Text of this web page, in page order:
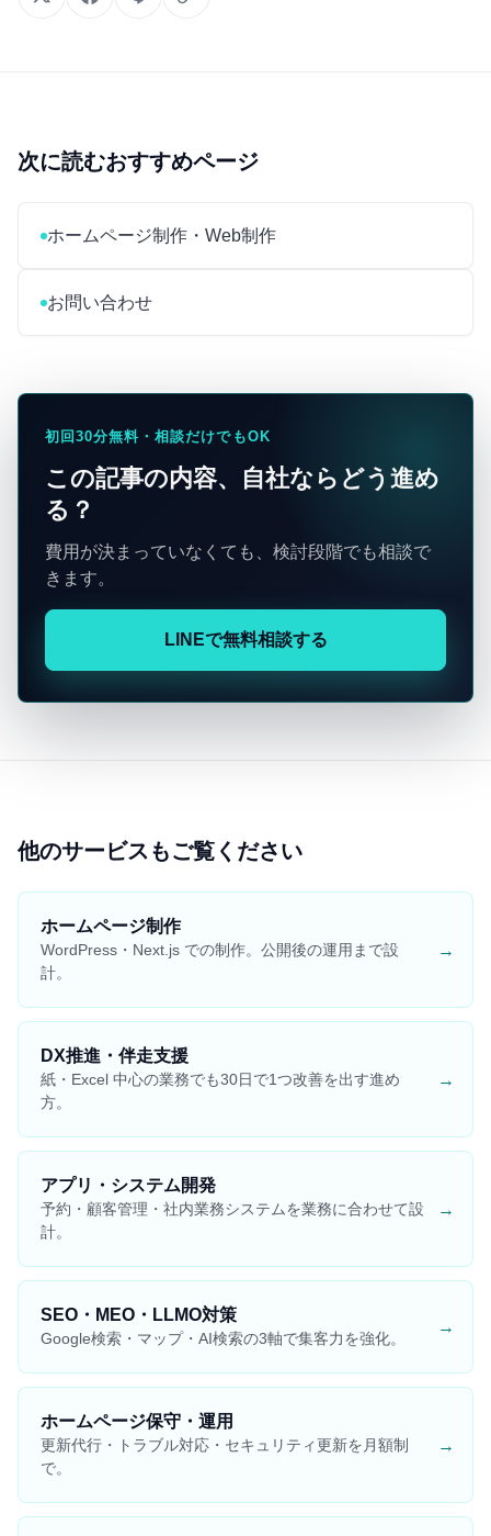
次に読むおすすめページ
ホームページ制作・Web制作
お問い合わせ
初回30分無料・相談だけでもOK
この記事の内容、自社ならどう進め
る？
費用が決まっていなくても、検討段階でも相談で
きます。
LINEで無料相談する
他のサービスもご覧ください
ホームページ制作
WordPress・Next.js での制作。公開後の運用まで設
計。
→
DX推進・伴走支援
紙・Excel 中心の業務でも30日で1つ改善を出す進め
方。
→
アプリ・システム開発
予約・顧客管理・社内業務システムを業務に合わせて設
計。
→
SEO・MEO・LLMO対策
Google検索・マップ・AI検索の3軸で集客力を強化。
→
ホームページ保守・運用
更新代行・トラブル対応・セキュリティ更新を月額制
で。
→